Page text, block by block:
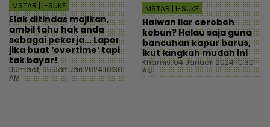
MSTAR | I-SUKE
Elak ditindas majikan,
ambil tahu hak anda
sebagai pekerja... Lapor
jika buat ‘overtime’ tapi
tak bayar!
Jumaat, 05 Januari 2024 10:30
AM
MSTAR | I-SUKE
Haiwan liar ceroboh
kebun? Halau saja guna
bancuhan kapur barus,
ikut langkah mudah ini
Khamis, 04 Januari 2024 10:30
AM